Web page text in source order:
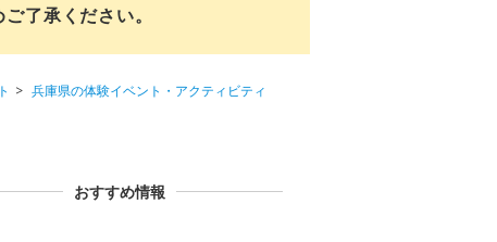
了承ください。
兵庫県の体験イベント・アクティビティ
おすすめ情報